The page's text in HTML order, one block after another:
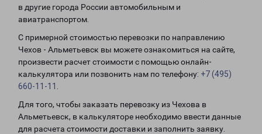
в другие города России автомобильным и
авиатранспортом.
С примерной стоимостью перевозки по направлению
Чехов - Альметьевск вы можете ознакомиться на сайте,
произвести расчет стоимости с помощью онлайн-
калькулятора или позвонить нам по телефону: +7 (495)
660-11-11
Для того, чтобы заказать перевозку из Чехова в
Альметьевск, в калькуляторе необходимо ввести данные
для расчета стоимости доставки и заполнить заявку.